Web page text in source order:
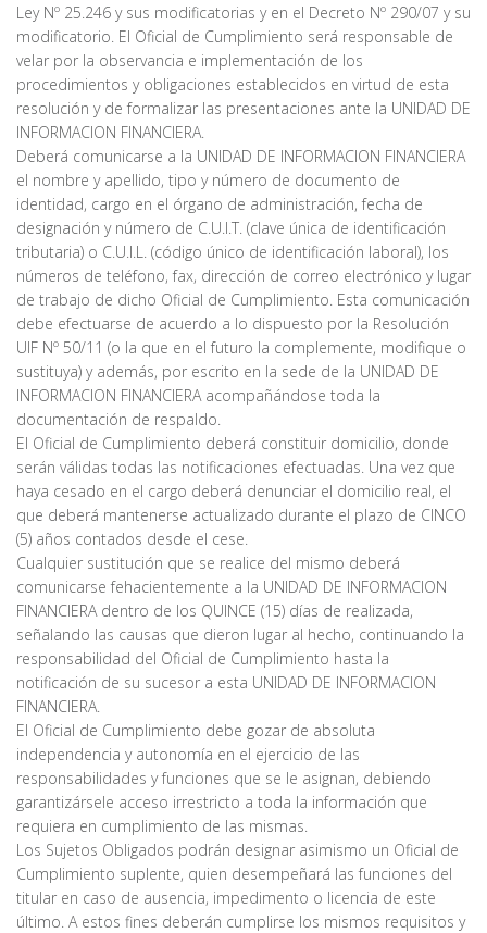
Ley Nº 25.246 y sus modificatorias y en el Decreto Nº 290/07 y su
modificatorio. El Oficial de Cumplimiento será responsable de
velar por la observancia e implementación de los
procedimientos y obligaciones establecidos en virtud de esta
resolución y de formalizar las presentaciones ante la UNIDAD DE
INFORMACION FINANCIERA.
Deberá comunicarse a la UNIDAD DE INFORMACION FINANCIERA
el nombre y apellido, tipo y número de documento de
identidad, cargo en el órgano de administración, fecha de
designación y número de C.U.I.T. (clave única de identificación
tributaria) o C.U.I.L. (código único de identificación laboral), los
números de teléfono, fax, dirección de correo electrónico y lugar
de trabajo de dicho Oficial de Cumplimiento. Esta comunicación
debe efectuarse de acuerdo a lo dispuesto por la Resolución
UIF Nº 50/11 (o la que en el futuro la complemente, modifique o
sustituya) y además, por escrito en la sede de la UNIDAD DE
INFORMACION FINANCIERA acompañándose toda la
documentación de respaldo.
El Oficial de Cumplimiento deberá constituir domicilio, donde
serán válidas todas las notificaciones efectuadas. Una vez que
haya cesado en el cargo deberá denunciar el domicilio real, el
que deberá mantenerse actualizado durante el plazo de CINCO
(5) años contados desde el cese.
Cualquier sustitución que se realice del mismo deberá
comunicarse fehacientemente a la UNIDAD DE INFORMACION
FINANCIERA dentro de los QUINCE (15) días de realizada,
señalando las causas que dieron lugar al hecho, continuando la
responsabilidad del Oficial de Cumplimiento hasta la
notificación de su sucesor a esta UNIDAD DE INFORMACION
FINANCIERA.
El Oficial de Cumplimiento debe gozar de absoluta
independencia y autonomía en el ejercicio de las
responsabilidades y funciones que se le asignan, debiendo
garantizársele acceso irrestricto a toda la información que
requiera en cumplimiento de las mismas.
Los Sujetos Obligados podrán designar asimismo un Oficial de
Cumplimiento suplente, quien desempeñará las funciones del
titular en caso de ausencia, impedimento o licencia de este
último. A estos fines deberán cumplirse los mismos requisitos y